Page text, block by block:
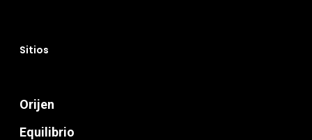
Sitios
Orijen
Equilibrio